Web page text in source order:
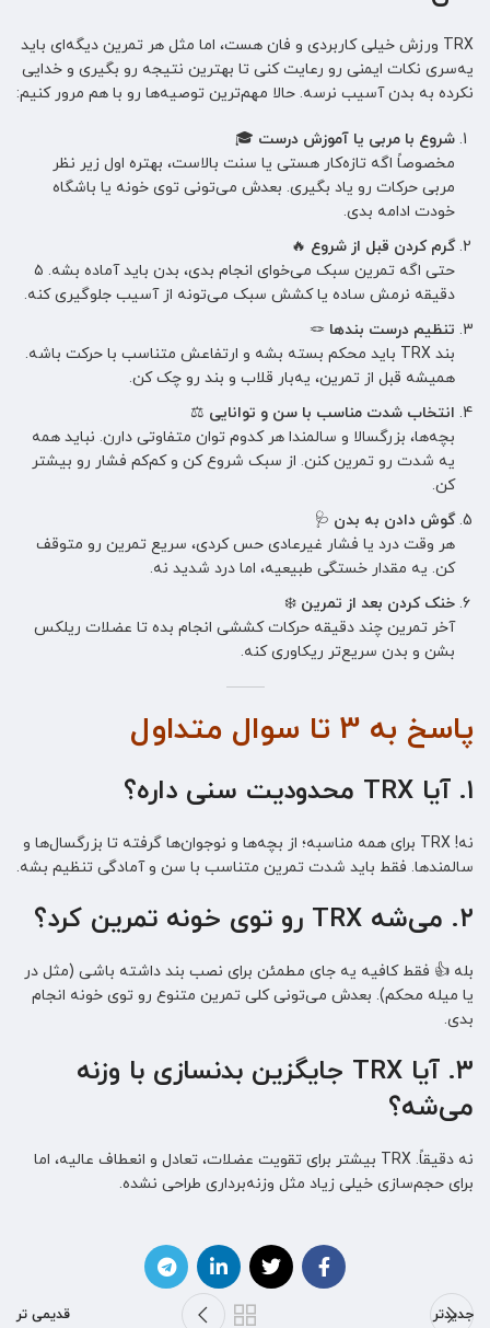
TRX ورزش خیلی کاربردی و فان هست، اما مثل هر تمرین دیگه‌ای باید
یه‌سری نکات ایمنی رو رعایت کنی تا بهترین نتیجه رو بگیری و خدایی
نکرده به بدن آسیب نرسه. حالا مهم‌ترین توصیه‌ها رو با هم مرور کنیم:
شروع با مربی یا آموزش درست 🎓
مخصوصاً اگه تازه‌کار هستی یا سنت بالاست، بهتره اول زیر نظر
مربی حرکات رو یاد بگیری. بعدش می‌تونی توی خونه یا باشگاه
خودت ادامه بدی.
گرم کردن قبل از شروع 🔥
حتی اگه تمرین سبک می‌خوای انجام بدی، بدن باید آماده بشه. ۵
دقیقه نرمش ساده یا کشش سبک می‌تونه از آسیب جلوگیری کنه.
تنظیم درست بندها
بند TRX باید محکم بسته بشه و ارتفاعش متناسب با حرکت باشه.
همیشه قبل از تمرین، یه‌بار قلاب و بند رو چک کن.
انتخاب شدت مناسب با سن و توانایی ⚖️
بچه‌ها، بزرگسالا و سالمندا هر کدوم توان متفاوتی دارن. نباید همه
یه شدت رو تمرین کنن. از سبک شروع کن و کم‌کم فشار رو بیشتر
کن.
گوش دادن به بدن 🩺
هر وقت درد یا فشار غیرعادی حس کردی، سریع تمرین رو متوقف
کن. یه مقدار خستگی طبیعیه، اما درد شدید نه.
خنک کردن بعد از تمرین ❄️
آخر تمرین چند دقیقه حرکات کششی انجام بده تا عضلات ریلکس
بشن و بدن سریع‌تر ریکاوری کنه.
پاسخ به 3 تا سوال متداول
۱. آیا TRX محدودیت سنی داره؟
نه! TRX برای همه مناسبه؛ از بچه‌ها و نوجوان‌ها گرفته تا بزرگسال‌ها و
سالمندها. فقط باید شدت تمرین متناسب با سن و آمادگی تنظیم بشه.
۲. می‌شه TRX رو توی خونه تمرین کرد؟
بله 👍 فقط کافیه یه جای مطمئن برای نصب بند داشته باشی (مثل در
یا میله محکم). بعدش می‌تونی کلی تمرین متنوع رو توی خونه انجام
بدی.
۳. آیا TRX جایگزین بدنسازی با وزنه
می‌شه؟
نه دقیقاً. TRX بیشتر برای تقویت عضلات، تعادل و انعطاف عالیه، اما
برای حجم‌سازی خیلی زیاد مثل وزنه‌برداری طراحی نشده.
جدیدتر قدیمی تر